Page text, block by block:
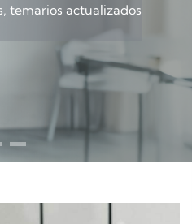
temarios actualizados